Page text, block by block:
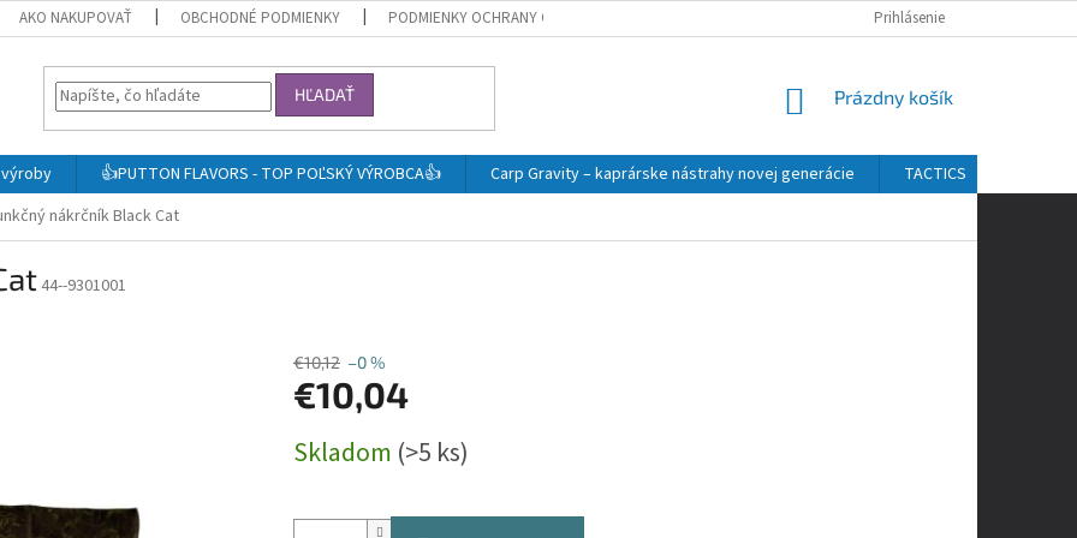
AKO NAKUPOVAŤ OBCHODNÉ PODMIENKY PODMIENKY OCHRANY OSOBNÝCH ÚDAJOV Prihlásenie
HĽADAŤ
NÁKUPNÝ
Prázdny košík
👍PUTTON FLAVORS - TOP POĽSKÝ VÝROBCA👍 Carp Gravity – kaprárske nástrahy novej generácie TACTICS
nákrčník Black Cat
44--9301001
€10,12 –0 %
€10,04
cena:
Skladom (>5 ks)